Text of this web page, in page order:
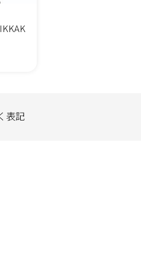
表記